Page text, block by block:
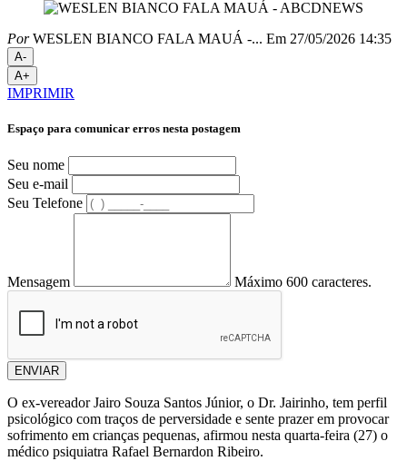
PorWESLEN BIANCO FALA MAUÁ -... Em 27/05/2026 14:35
A-
A+
IMPRIMIR
Espaço para comunicar erros nesta postagem
Seu nome
Seu e-mail
Seu Telefone
Mensagem Máximo 600 caracteres.
ENVIAR
O ex-vereador Jairo Souza Santos Júnior, o Dr. Jairinho, tem perfil
psicológico com traços de perversidade e sente prazer em provocar
sofrimento em crianças pequenas, afirmou nesta quarta-feira (27) o
médico psiquiatra Rafael Bernardon Ribeiro.